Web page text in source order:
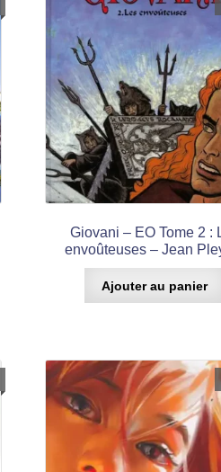
Giovani – EO Tome 2 :
envoûteuses – Jean
Ajouter au panier